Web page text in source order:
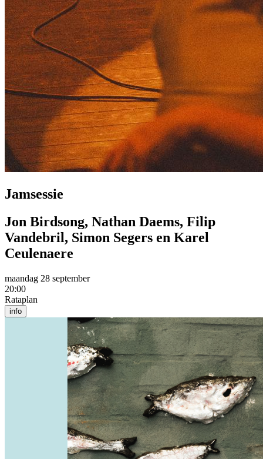
Jamsessie
Jon Birdsong, Nathan Daems, Filip
Vandebril, Simon Segers en Karel
Ceulenaere
maandag 28 september
20:00
Rataplan
info